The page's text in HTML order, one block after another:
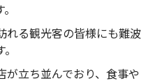
れる観光客の皆様にも難波
が立ち並んでおり、食事や